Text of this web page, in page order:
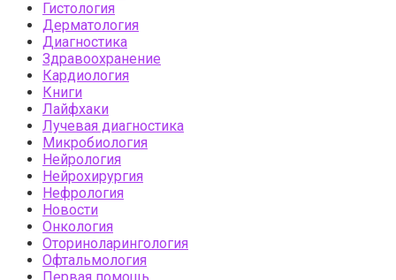
Гистология
Дерматология
Диагностика
Здравоохранение
Кардиология
Книги
Лайфхаки
Лучевая диагностика
Микробиология
Нейрология
Нейрохирургия
Нефрология
Новости
Онкология
Оториноларингология
Офтальмология